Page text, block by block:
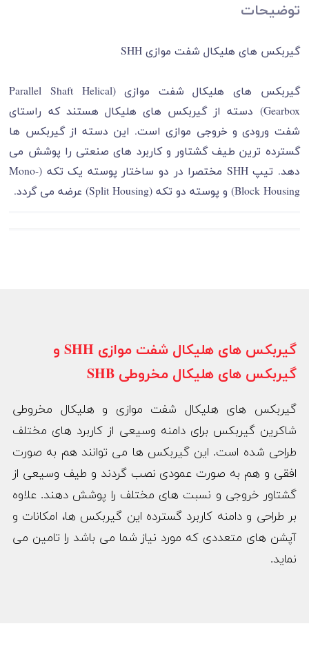
توضیحات
گیربکس های هلیکال شفت موازی SHH
گیربکس های هلیکال شفت موازی (Parallel Shaft Helical
Gearbox) دسته از گیربکس های هلیکال هستند که راستای
شفت ورودی و خروجی موازی است. این دسته از گیربکس ها
گسترده ترین طیف گشتاور و کاربرد های صنعتی را پوشش می
دهد. تیپ SHH مختصرا در دو ساختار پوسته یک تکه (Mono-
Block Housing) و پوسته دو تکه (Split Housing) عرضه می گردد.
گیربکس های هلیکال شفت موازی SHH و
گیربکس های هلیکال مخروطی SHB
گیربکس های هلیکال شفت موازی و هلیکال مخروطی
شاکرین گیربکس برای دامنه وسیعی از کاربرد های مختلف
طراحی شده است. این گیربکس ها می توانند هم به صورت
افقی و هم به صورت عمودی نصب گردند و طیف وسیعی از
گشتاور خروجی و نسبت های مختلف را پوشش دهند. علاوه
بر طراحی و دامنه کاربرد گسترده این گیربکس ها، امکانات و
آپشن های متعددی که مورد نیاز شما می باشد را تامین می
نماید.